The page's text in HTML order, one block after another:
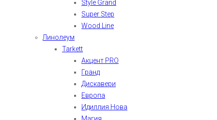
Style Grand
Super Step
Wood Line
Линолеум
Tarkett
Акцент PRO
Гранд
Дискавери
Европа
Идиллия Нова
Магия